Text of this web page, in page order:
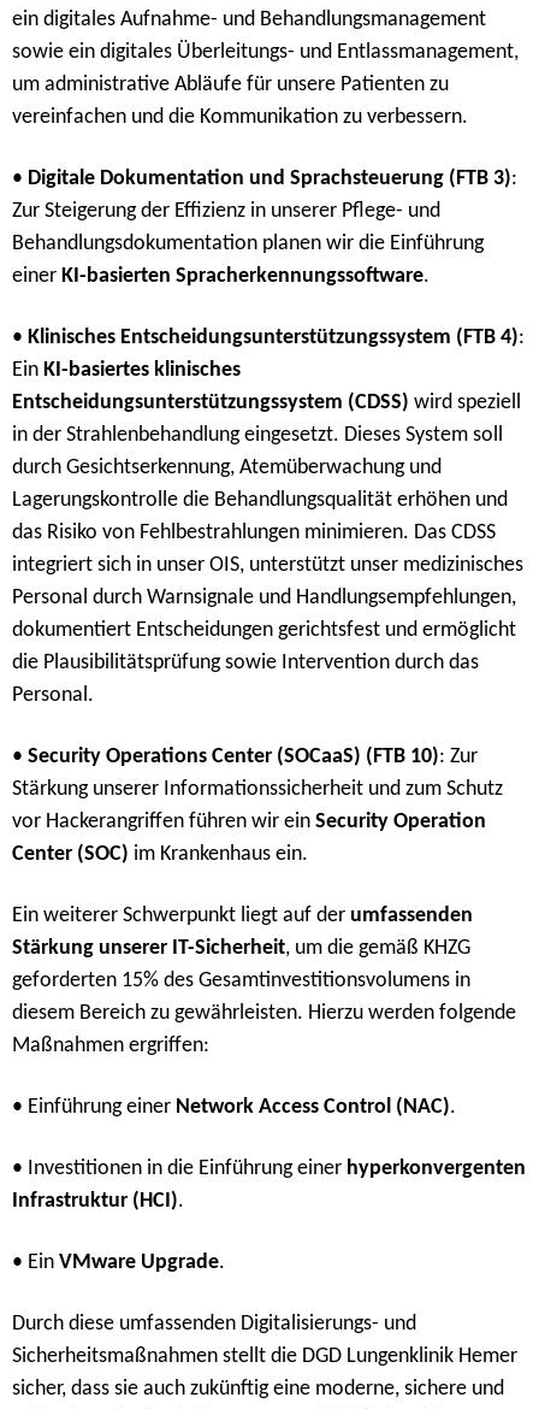
ein digitales Aufnahme- und Behandlungsmanagement
sowie ein digitales Überleitungs- und Entlassmanagement,
um administrative Abläufe für unsere Patienten zu
vereinfachen und die Kommunikation zu verbessern.
• Digitale Dokumentation und Sprachsteuerung (FTB 3):
Zur Steigerung der Effizienz in unserer Pflege- und
Behandlungsdokumentation planen wir die Einführung
einer KI-basierten Spracherkennungssoftware.
• Klinisches Entscheidungsunterstützungssystem (FTB 4):
Ein KI-basiertes klinisches
Entscheidungsunterstützungssystem (CDSS) wird speziell
in der Strahlenbehandlung eingesetzt. Dieses System soll
durch Gesichtserkennung, Atemüberwachung und
Lagerungskontrolle die Behandlungsqualität erhöhen und
das Risiko von Fehlbestrahlungen minimieren. Das CDSS
integriert sich in unser OIS, unterstützt unser medizinisches
Personal durch Warnsignale und Handlungsempfehlungen,
dokumentiert Entscheidungen gerichtsfest und ermöglicht
die Plausibilitätsprüfung sowie Intervention durch das
Personal.
• Security Operations Center (SOCaaS) (FTB 10): Zur
Stärkung unserer Informationssicherheit und zum Schutz
vor Hackerangriffen führen wir ein Security Operation
Center (SOC) im Krankenhaus ein.
Ein weiterer Schwerpunkt liegt auf der umfassenden
Stärkung unserer IT-Sicherheit, um die gemäß KHZG
geforderten 15% des Gesamtinvestitionsvolumens in
diesem Bereich zu gewährleisten. Hierzu werden folgende
Maßnahmen ergriffen:
• Einführung einer Network Access Control (NAC).
• Investitionen in die Einführung einer hyperkonvergenten
Infrastruktur (HCI).
• Ein VMware Upgrade.
Durch diese umfassenden Digitalisierungs- und
Sicherheitsmaßnahmen stellt die DGD Lungenklinik Hemer
sicher, dass sie auch zukünftig eine moderne, sichere und